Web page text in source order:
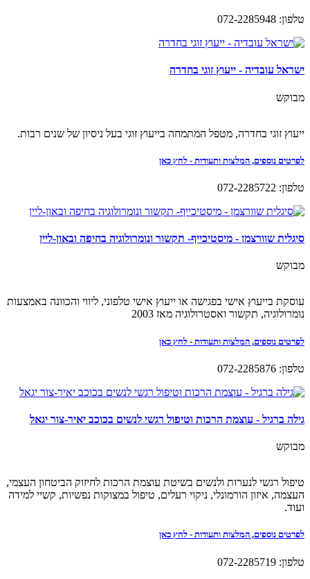
טלפון: 072-2285948
ישראל עובדיה - ייעוץ זוגי בחדרה
מבוקש
ייעוץ זוגי בחדרה, מטפל המתמחה בייעוץ זוגי בעל ניסיון של שנים רבות.
לפרטים נוספים, המלצות ותעודות - לחץ כאן
טלפון: 072-2285722
סיגלית שוורצמן - מיסטיכייף- תקשור ונומרולוגיה בחיפה ובאון-ליין
מבוקש
עוסקת בייעוץ אישי בפגישה או ייעוץ אישי טלפוני, ליווי והכוונה באמצעות
נומרולוגיה, תקשור ואסטרולוגיה מאז 2003
לפרטים נוספים, המלצות ותעודות - לחץ כאן
טלפון: 072-2285876
גילה ברגיל - עוצמת הרכות וטיפול רגשי לנשים בכוכב יאיר-צור יגאל
מבוקש
טיפול רגשי לנערות ולנשים בשיטת עוצמת הרכות לחיזוק הביטחון העצמי,
העצמה, איזון הורמונלי, ניקוי רעלים, טיפול במצוקות נפשיות, קשיי למידה
ועוד.
לפרטים נוספים, המלצות ותעודות - לחץ כאן
טלפון: 072-2285719